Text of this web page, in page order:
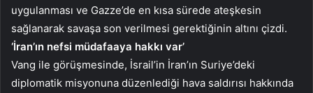
uygulanması ve Gazze’de en kısa sürede ateşkesin
sağlanarak savaşa son verilmesi gerektiğinin altını çizdi.
‘İran’ın nefsi müdafaaya hakkı var’
Vang ile görüşmesinde, İsrail’in İran’ın Suriye’deki
diplomatik misyonuna düzenlediği hava saldırısı hakkında